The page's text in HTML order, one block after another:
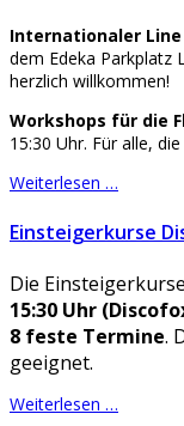
Internationaler Line
dem Edeka Parkplatz
herzlich willkommen!
Workshops für die
15:30 Uhr. Für alle,
Weiterlesen …
Einsteigerkurse
Die
15:30 Uhr
8 feste Termine.
geeignet.
Weiterlesen …